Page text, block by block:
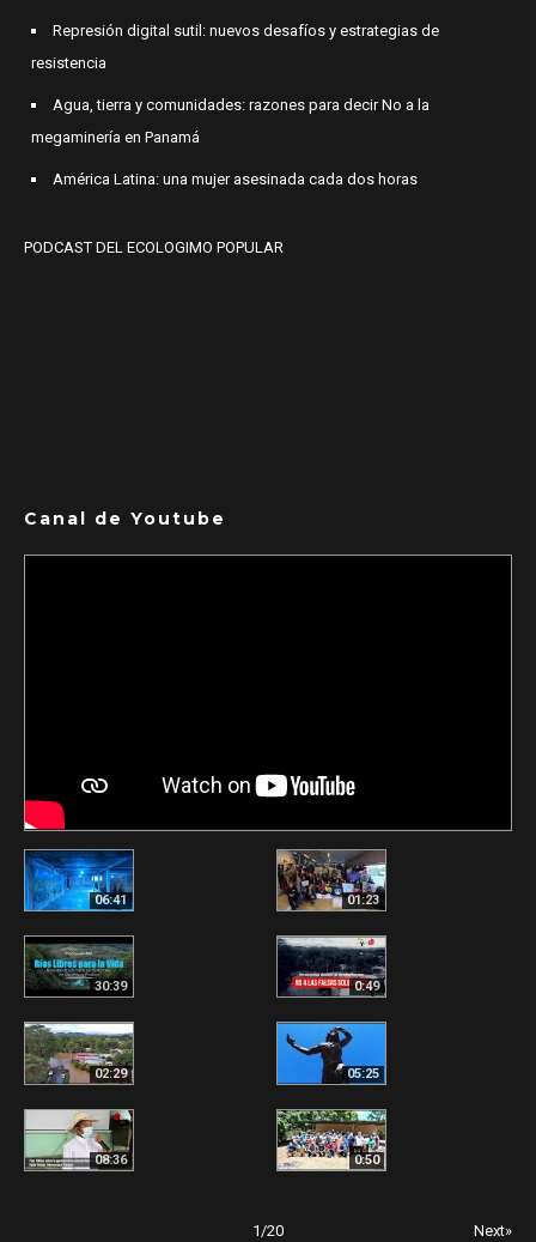
Represión digital sutil: nuevos desafíos y estrategias de
resistencia
Agua, tierra y comunidades: razones para decir No a la
megaminería en Panamá
América Latina: una mujer asesinada cada dos horas
PODCAST DEL ECOLOGIMO POPULAR
Canal de Youtube
06:41 01:23
30:39 0:49
02:29 05:25
08:36 0:50
1/20 Next»